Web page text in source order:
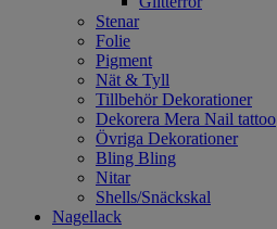
Stenar
Folie
Pigment
Nät & Tyll
Tillbehör Dekorationer
Dekorera Mera Nail tattoo
Övriga Dekorationer
Bling Bling
Nitar
Shells/Snäckskal
Nagellack